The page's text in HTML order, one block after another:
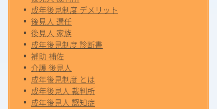
成年後見制度 デメリット
後見人 選任
後見人 家族
成年後見制度 診断書
補助 補佐
介護 後見人
成年後見制度 とは
成年後見人 裁判所
成年後見人 認知症